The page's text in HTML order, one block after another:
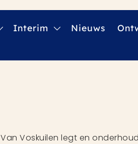
Interim Nieuws
Van Voskuilen legt en